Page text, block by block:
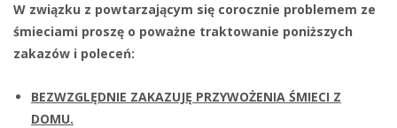
W związku z powtarzającym się corocznie problemem ze
śmieciami proszę o poważne traktowanie poniższych
zakazów i poleceń:
BEZWZGLĘDNIE ZAKAZUJĘ PRZYWOŻENIA ŚMIECI Z
DOMU.